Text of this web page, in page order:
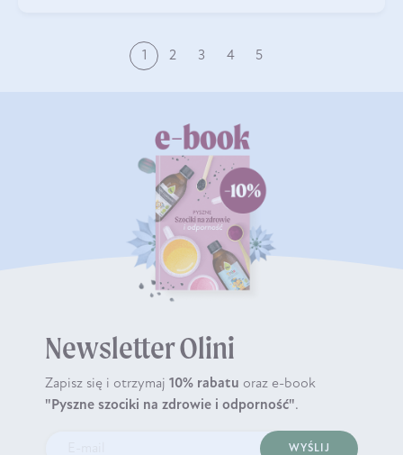
1 2 3 4 5
Newsletter Olini
Zapisz się i otrzymaj 10% rabatu oraz e-book
"Pyszne szociki na zdrowie i odporność".
WYŚLIJ